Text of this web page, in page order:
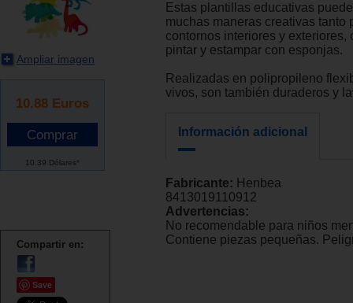
Ampliar imagen
10.88 Euros
10.39 Dólares*
Compartir en:
Save
Estas plantillas educativas
muchas maneras creativas tanto
contornos interiores y exteriores,
pintar y estampar con esponjas.
Realizadas en polipropileno
vivos, son también duraderos y
Información adicional
Fabricante: Henbea
8413019110912
Advertencias:
No recomendable para niños
Contiene piezas pequeñas.